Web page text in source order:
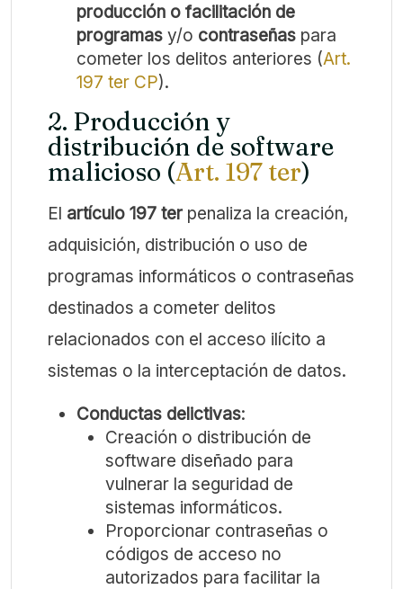
producción o facilitación de
programas y/o contraseñas para
cometer los delitos anteriores (Art.
197 ter CP).
2. Producción y
distribución de software
malicioso (Art. 197 ter)
El artículo 197 ter penaliza la creación,
adquisición, distribución o uso de
programas informáticos o contraseñas
destinados a cometer delitos
relacionados con el acceso ilícito a
sistemas o la interceptación de datos.
Conductas delictivas:
Creación o distribución de
software diseñado para
vulnerar la seguridad de
sistemas informáticos.
Proporcionar contraseñas o
códigos de acceso no
autorizados para facilitar la